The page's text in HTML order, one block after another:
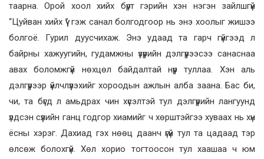
таарна. Орой хоол хийх бүрт гэрийн хэн нэгэн зайлшгүй
“Цуйван хийх үү” гэж санал болгодгоор нь энэ хоолыг жишээ
болгоё. Гурил дуусчихаж. Энэ удаад та гарч гүйгээд л
байрны хажуугийн, гудамжны үзүүрийн дэлгүүрээсээ санаснаа
авах боломжгүй нөхцөл байдалтай нүүр туллаа. Хэн аль
дэлгүүрээр үйлчлүүлэхийг хороодын ажлын алба заана. Бас би,
чи, та бүгд л амьдрах чин хүсэлтэй тул дэлгүүрийн лангуунд
үлдсэн сүүлийн ганц годгор хиамийг ч хөрштэйгээ хуваах нь хүн
ёсны хэрэг. Дахиад гэх нөөц даанч үгүй тул та цадаад тэр
өлсөж болохгүй. Хөл хорио тогтоосон тул хаашаа ч юм